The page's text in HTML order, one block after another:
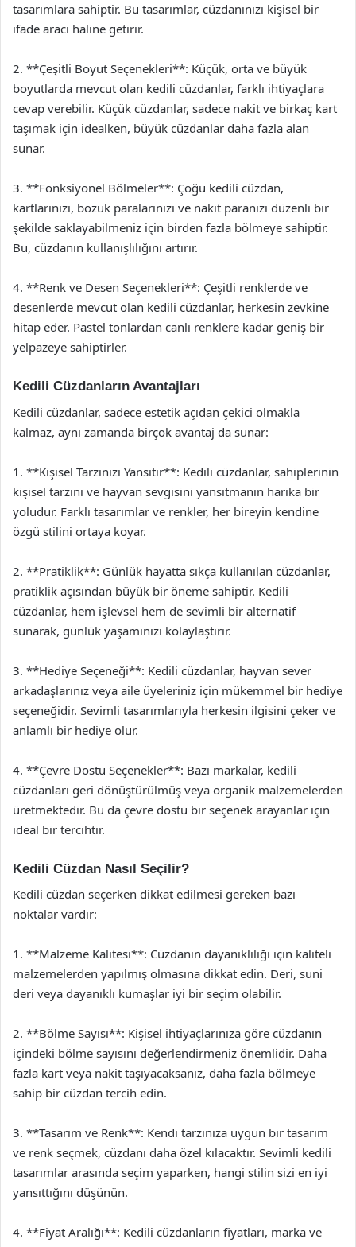
tasarımlara sahiptir. Bu tasarımlar, cüzdanınızı kişisel bir
ifade aracı haline getirir.
2. **Çeşitli Boyut Seçenekleri**: Küçük, orta ve büyük
boyutlarda mevcut olan kedili cüzdanlar, farklı ihtiyaçlara
cevap verebilir. Küçük cüzdanlar, sadece nakit ve birkaç kart
taşımak için idealken, büyük cüzdanlar daha fazla alan
sunar.
3. **Fonksiyonel Bölmeler**: Çoğu kedili cüzdan,
kartlarınızı, bozuk paralarınızı ve nakit paranızı düzenli bir
şekilde saklayabilmeniz için birden fazla bölmeye sahiptir.
Bu, cüzdanın kullanışlılığını artırır.
4. **Renk ve Desen Seçenekleri**: Çeşitli renklerde ve
desenlerde mevcut olan kedili cüzdanlar, herkesin zevkine
hitap eder. Pastel tonlardan canlı renklere kadar geniş bir
yelpazeye sahiptirler.
Kedili Cüzdanların Avantajları
Kedili cüzdanlar, sadece estetik açıdan çekici olmakla
kalmaz, aynı zamanda birçok avantaj da sunar:
1. **Kişisel Tarzınızı Yansıtır**: Kedili cüzdanlar, sahiplerinin
kişisel tarzını ve hayvan sevgisini yansıtmanın harika bir
yoludur. Farklı tasarımlar ve renkler, her bireyin kendine
özgü stilini ortaya koyar.
2. **Pratiklik**: Günlük hayatta sıkça kullanılan cüzdanlar,
pratiklik açısından büyük bir öneme sahiptir. Kedili
cüzdanlar, hem işlevsel hem de sevimli bir alternatif
sunarak, günlük yaşamınızı kolaylaştırır.
3. **Hediye Seçeneği**: Kedili cüzdanlar, hayvan sever
arkadaşlarınız veya aile üyeleriniz için mükemmel bir hediye
seçeneğidir. Sevimli tasarımlarıyla herkesin ilgisini çeker ve
anlamlı bir hediye olur.
4. **Çevre Dostu Seçenekler**: Bazı markalar, kedili
cüzdanları geri dönüştürülmüş veya organik malzemelerden
üretmektedir. Bu da çevre dostu bir seçenek arayanlar için
ideal bir tercihtir.
Kedili Cüzdan Nasıl Seçilir?
Kedili cüzdan seçerken dikkat edilmesi gereken bazı
noktalar vardır:
1. **Malzeme Kalitesi**: Cüzdanın dayanıklılığı için kaliteli
malzemelerden yapılmış olmasına dikkat edin. Deri, suni
deri veya dayanıklı kumaşlar iyi bir seçim olabilir.
2. **Bölme Sayısı**: Kişisel ihtiyaçlarınıza göre cüzdanın
içindeki bölme sayısını değerlendirmeniz önemlidir. Daha
fazla kart veya nakit taşıyacaksanız, daha fazla bölmeye
sahip bir cüzdan tercih edin.
3. **Tasarım ve Renk**: Kendi tarzınıza uygun bir tasarım
ve renk seçmek, cüzdanı daha özel kılacaktır. Sevimli kedili
tasarımlar arasında seçim yaparken, hangi stilin sizi en iyi
yansıttığını düşünün.
4. **Fiyat Aralığı**: Kedili cüzdanların fiyatları, marka ve